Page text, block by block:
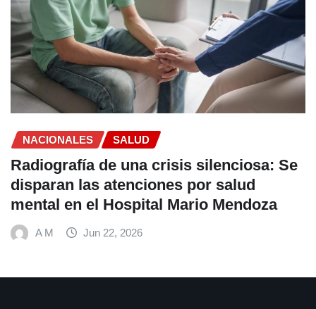
OPS lanza estrategia urgente para
frenar la Tuberculosis en personas con
VIH en América Latina
A M Jun 22, 2026
CONTACTANOS